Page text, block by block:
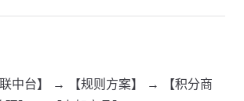
中台】 → 【规则方案】 → 【积分商